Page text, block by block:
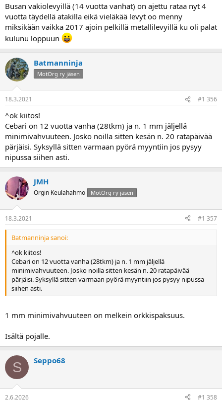
Busan vakiolevyillä (14 vuotta vanhat) on ajettu rataa nyt 4
vuotta täydellä atakilla eikä vieläkää levyt oo menny
miksikään vaikka 2017 ajoin pelkillä metallilevyillä ku oli palat
kulunu loppuun
Batmanninja
MotOrg ry jäsen
18.3.2021 #1 356
^ok kiitos!
Cebari on 12 vuotta vanha (28tkm) ja n. 1 mm jäljellä
minimivahvuuteen. Josko noilla sitten kesän n. 20 ratapäivää
pärjäisi. Syksyllä sitten varmaan pyörä myyntiin jos pysyy
nipussa siihen asti.
JMH
Orgin Keulahahmo MotOrg ry jäsen
18.3.2021 #1 357
Batmanninja sanoi:
^ok kiitos!
Cebari on 12 vuotta vanha (28tkm) ja n. 1 mm jäljellä
minimivahvuuteen. Josko noilla sitten kesän n. 20 ratapäivää
pärjäisi. Syksyllä sitten varmaan pyörä myyntiin jos pysyy nipussa
siihen asti.
1 mm minimivahvuuteen on melkein orkkispaksuus.
Isältä pojalle.
S Seppo68
2.6.2026 #1 358